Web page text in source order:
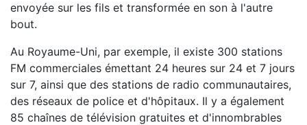
envoyée sur les fils et transformée en son à l'autre
bout.
Au Royaume-Uni, par exemple, il existe 300 stations
FM commerciales émettant 24 heures sur 24 et 7 jours
sur 7, ainsi que des stations de radio communautaires,
des réseaux de police et d'hôpitaux. Il y a également
85 chaînes de télévision gratuites et d'innombrables